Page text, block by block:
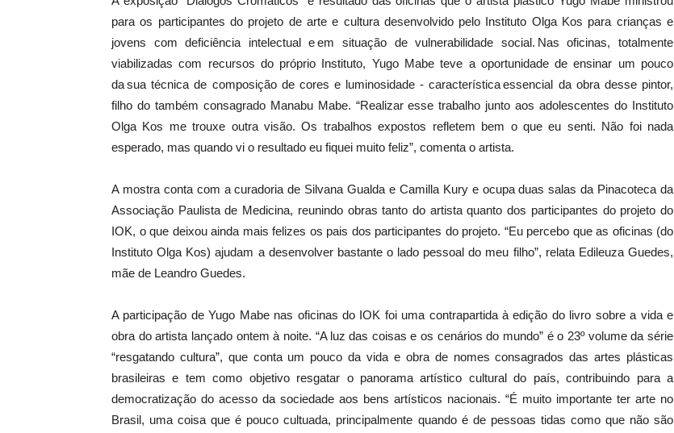
para os participantes do projeto de arte e cultura desenvolvido pelo Instituto Olga Kos para crianças e
jovens com deficiência intelectual e em situação de vulnerabilidade social. Nas oficinas, totalmente
viabilizadas com recursos do próprio Instituto, Yugo Mabe teve a oportunidade de ensinar um pouco
da sua técnica de composição de cores e luminosidade - característica essencial da obra desse pintor,
filho do também consagrado Manabu Mabe. “Realizar esse trabalho junto aos adolescentes do Instituto
Olga Kos me trouxe outra visão. Os trabalhos expostos refletem bem o que eu senti. Não foi nada
esperado, mas quando vi o resultado eu fiquei muito feliz”, comenta o artista.
A mostra conta com a curadoria de Silvana Gualda e Camilla Kury e ocupa duas salas da Pinacoteca da
Associação Paulista de Medicina, reunindo obras tanto do artista quanto dos participantes do projeto do
IOK, o que deixou ainda mais felizes os pais dos participantes do projeto. “Eu percebo que as oficinas (do
Instituto Olga Kos) ajudam a desenvolver bastante o lado pessoal do meu filho”, relata Edileuza Guedes,
mãe de Leandro Guedes.
A participação de Yugo Mabe nas oficinas do IOK foi uma contrapartida à edição do livro sobre a vida e
obra do artista lançado ontem à noite. “A luz das coisas e os cenários do mundo” é o 23º volume da série
“resgatando cultura”, que conta um pouco da vida e obra de nomes consagrados das artes plásticas
brasileiras e tem como objetivo resgatar o panorama artístico cultural do país, contribuindo para a
democratização do acesso da sociedade aos bens artísticos nacionais. “É muito importante ter arte no
Brasil, uma coisa que é pouco cultuada, principalmente quando é de pessoas tidas como que não são